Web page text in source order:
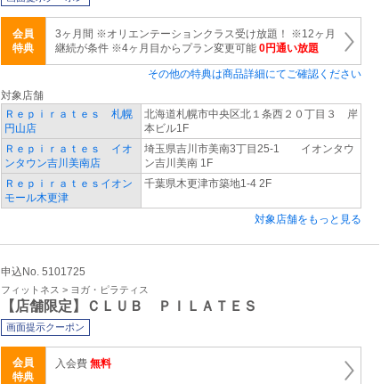
会員
特典
3ヶ月間 ※オリエンテーションクラス受け放題！ ※12ヶ月
継続が条件 ※4ヶ月目からプラン変更可能 0円通い放題
その他の特典は商品詳細にてご確認ください
対象店舗
Ｒｅｐｉｒａｔｅｓ 札幌
円山店
北海道札幌市中央区北１条西２０丁目３ 岸
本ビル1F
Ｒｅｐｉｒａｔｅｓ イオ
ンタウン吉川美南店
埼玉県吉川市美南3丁目25-1 イオンタウ
ン吉川美南 1F
Ｒｅｐｉｒａｔｅｓイオン
モール木更津
千葉県木更津市築地1-4 2F
対象店舗をもっと見る
申込No. 5101725
フィットネス > ヨガ・ピラティス
【店舗限定】ＣＬＵＢ ＰＩＬＡＴＥＳ
画面提示クーポン
会員
特典
入会費 無料